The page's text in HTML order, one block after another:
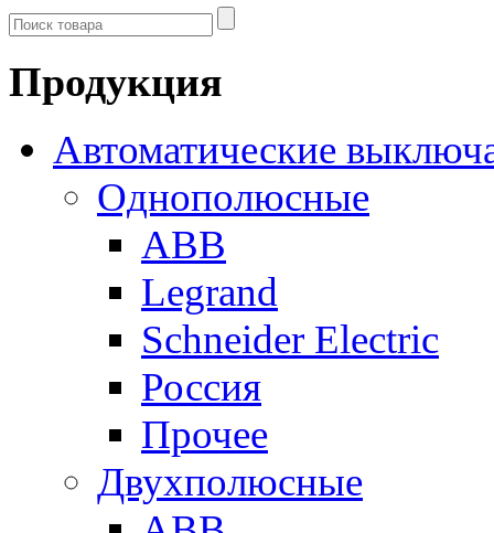
Продукция
Автоматические
Однополюсные
ABB
Legrand
Schneider Electric
Россия
Прочее
Двухполюсные